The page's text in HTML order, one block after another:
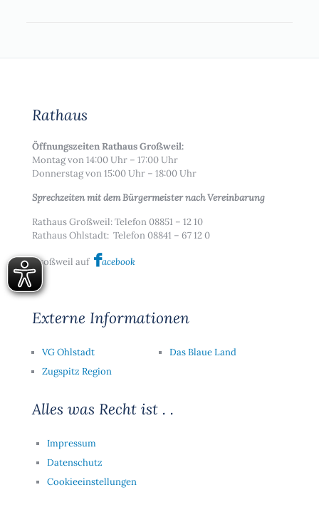
Rathaus
Öffnungszeiten Rathaus Großweil:
Montag von 14:00 Uhr – 17:00 Uhr
Donnerstag von 15:00 Uhr – 18:00 Uhr
Sprechzeiten mit dem Bürgermeister nach Vereinbarung
Rathaus Großweil: Telefon 08851 – 12 10
Rathaus Ohlstadt: Telefon 08841 – 67 12 0
Großweil auf acebook
Externe Informationen
VG Ohlstadt
Zugspitz Region
Das Blaue Land
Alles was Recht ist . .
Impressum
Datenschutz
Cookieeinstellungen